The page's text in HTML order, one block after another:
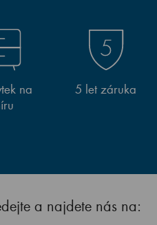
na
5 let záruka
a najdete nás na: